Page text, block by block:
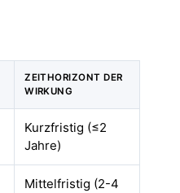
ZEITHORIZONT DER
WIRKUNG
Kurzfristig (≤2
Jahre)
Mittelfristig (2-4